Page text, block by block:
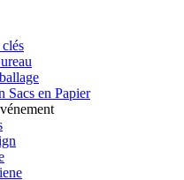
Sacs en Papier